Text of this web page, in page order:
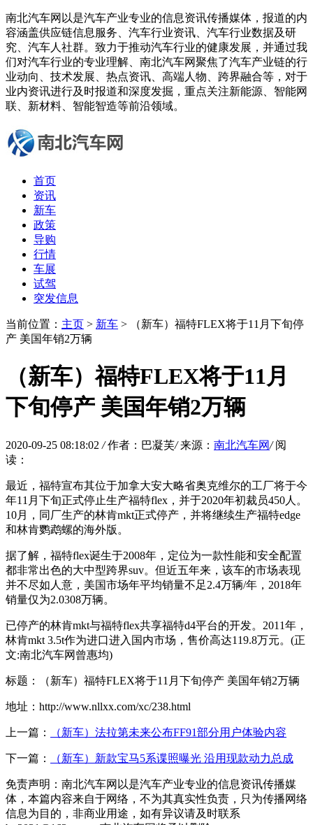
南北汽车网以是汽车产业专业的信息资讯传播媒体，报道的内
容涵盖供应链信息服务、汽车行业资讯、汽车行业数据及研
究、汽车人社群。致力于推动汽车行业的健康发展，并通过我
们对汽车行业的专业理解、南北汽车网聚焦了汽车产业链的行
业动向、技术发展、热点资讯、高端人物、跨界融合等，对于
业内资讯进行及时报道和深度发掘，重点关注新能源、智能网
联、新材料、智能智造等前沿领域。
首页
资讯
新车
政策
导购
行情
车展
试驾
突发信息
当前位置： 主页 > 新车 > （新车）福特FLEX将于11月下旬停
产 美国年销2万辆
（新车）福特FLEX将于11月
下旬停产 美国年销2万辆
2020-09-25 08:18:02 / 作者：巴凝芙/ 来源： 南北汽车网/ 阅
读：
最近，福特宣布其位于加拿大安大略省奥克维尔的工厂将于今
年11月下旬正式停止生产福特flex，并于2020年初裁员450人。
10月，同厂生产的林肯mkt正式停产，并将继续生产福特edge
和林肯鹦鹉螺的海外版。
据了解，福特flex诞生于2008年，定位为一款性能和安全配置
都非常出色的大中型跨界suv。但近五年来，该车的市场表现
并不尽如人意，美国市场年平均销量不足2.4万辆/年，2018年
销量仅为2.0308万辆。
已停产的林肯mkt与福特flex共享福特d4平台的开发。2011年，
林肯mkt 3.5t作为进口进入国内市场，售价高达119.8万元。(正
文:南北汽车网曾惠均)
标题：（新车）福特FLEX将于11月下旬停产 美国年销2万辆
地址：http://www.nllxx.com/xc/238.html
上一篇： （新车）法拉第未来公布FF91部分用户体验内容
下一篇： （新车）新款宝马5系谍照曝光 沿用现款动力总成
免责声明：南北汽车网以是汽车产业专业的信息资讯传播媒
体，本篇内容来自于网络，不为其真实性负责，只为传播网络
信息为目的，非商业用途，如有异议请及时联系